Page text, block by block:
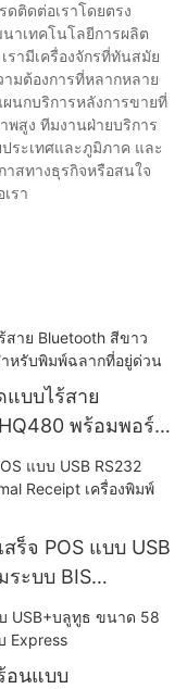
ดติดต่อเราโดยตรง
าเทคโนโลยีการผลิต
ามีเครื่องจักรที่ทันสมัย
มต้องการที่หลากหลาย
นกบริการหลังการขายที่
พสูง ทีมงานฝ่ายบริการ
ระเทศและภูมิภาค และ
สทางธุรกิจหรือสนใจ
รา
บบไร้สาย
พร้อมพอร์ต
ร็จ POS แบบ USB
ระบบ BIS
ระบบ 80 มม.
อนแบบ